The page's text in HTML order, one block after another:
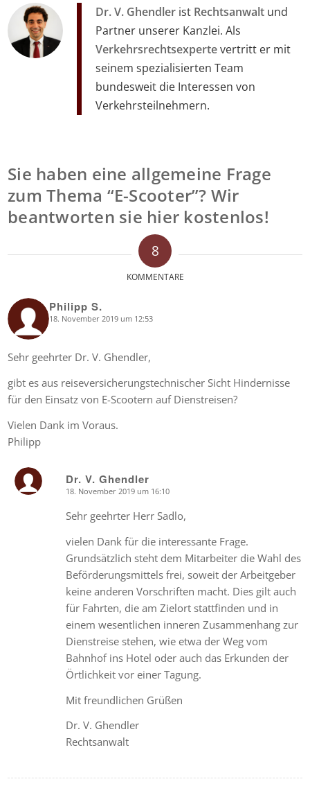
Dr. V. Ghendler ist Rechtsanwalt und
Partner unserer Kanzlei. Als
Verkehrsrechtsexpertevertritt er mit
seinem spezialisierten Team
bundesweit die Interessen von
Verkehrsteilnehmern.
Sie haben eine allgemeine Frage
zum Thema “E-Scooter”? Wir
beantworten sie hier kostenlos!
8
KOMMENTARE
Philipp S.
says: 18. November 2019 um 12:53
Sehr geehrter Dr. V. Ghendler,
gibt es aus reiseversicherungstechnischer Sicht Hindernisse
für den Einsatz von E-Scootern auf Dienstreisen?
Vielen Dank im Voraus.
Philipp
Dr. V. Ghendler
18. November 2019 um 16:10
Sehr geehrter Herr Sadlo,
vielen Dank für die interessante Frage.
Grundsätzlich steht dem Mitarbeiter die Wahl des
Beförderungsmittels frei, soweit der Arbeitgeber
keine anderen Vorschriften macht. Dies gilt auch
für Fahrten, die am Zielort stattfinden und in
einem wesentlichen inneren Zusammenhang zur
Dienstreise stehen, wie etwa der Weg vom
Bahnhof ins Hotel oder auch das Erkunden der
Örtlichkeit vor einer Tagung.
Mit freundlichen Grüßen
Dr. V. Ghendler
Rechtsanwalt